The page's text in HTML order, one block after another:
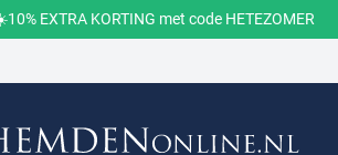
EXTRA KORTING met code HETEZOMER